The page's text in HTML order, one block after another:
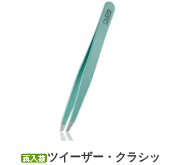
ツイーザー・クラシッ